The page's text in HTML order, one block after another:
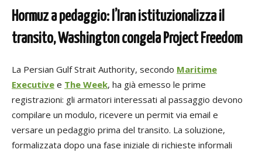
Hormuz a pedaggio: l’Iran istituzionalizza il
transito, Washington congela Project Freedom
La Persian Gulf Strait Authority, secondo Maritime
Executive e The Week, ha già emesso le prime
registrazioni: gli armatori interessati al passaggio devono
compilare un modulo, ricevere un permit via email e
versare un pedaggio prima del transito. La soluzione,
formalizzata dopo una fase iniziale di richieste informali